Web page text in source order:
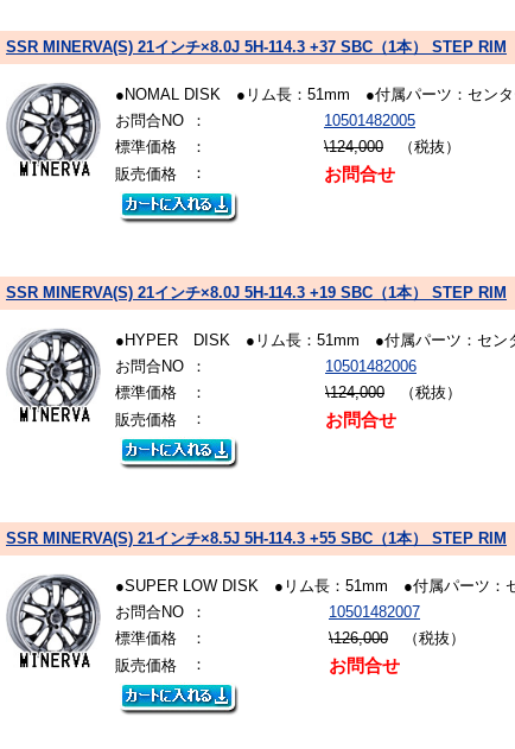
SSR MINERVA(S) 21インチ×8.0J 5H-114.3 +37 SBC（1本） STEP RIM
●NOMAL DISK ●リム長：51mm ●付属パーツ：センタ
お問合NO
：
10501482005
標準価格
： \124,000 （税抜）
販売価格
： お問合せ
SSR MINERVA(S) 21インチ×8.0J 5H-114.3 +19 SBC（1本） STEP RIM
●HYPER DISK ●リム長：51mm ●付属パーツ：センタ
お問合NO
：
10501482006
標準価格
： \124,000 （税抜）
販売価格
： お問合せ
SSR MINERVA(S) 21インチ×8.5J 5H-114.3 +55 SBC（1本） STEP RIM
●SUPER LOW DISK ●リム長：51mm ●付属パーツ：
お問合NO
：
10501482007
標準価格
： \126,000 （税抜）
販売価格
： お問合せ